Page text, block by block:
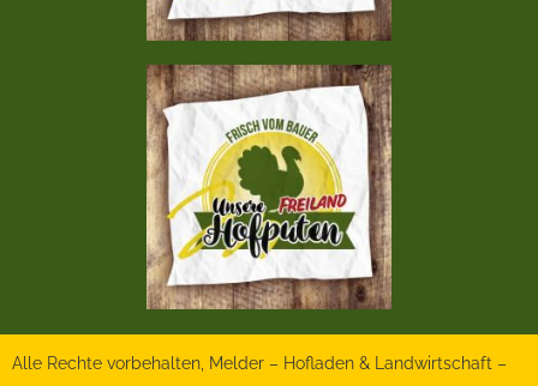
Alle Rechte vorbehalten, Melder – Hofladen & Landwirtschaft –